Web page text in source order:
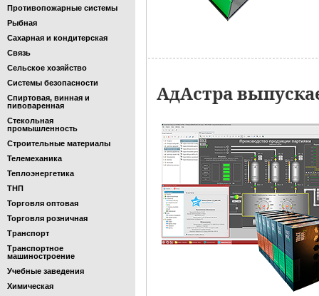
Противопожарные системы
Рыбная
Сахарная и кондитерская
Связь
Сельское хозяйство
Системы безопасности
Спиртовая, винная и
пивоваренная
Стекольная
промышленность
Строительные материалы
Телемеханика
Теплоэнергетика
ТНП
Торговля оптовая
Торговля розничная
Транспорт
Транспортное
машиностроение
Учебные заведения
Химическая
АдАстра